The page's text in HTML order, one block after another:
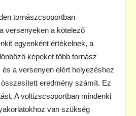
tornászcsoportban
versenyeken a kötelező
egyenként értékelnek, a
képeket több tornász
a versenyen elért helyezéshez
eredmény számít. Ez
A voltizscsoportban mindenki
van szükség